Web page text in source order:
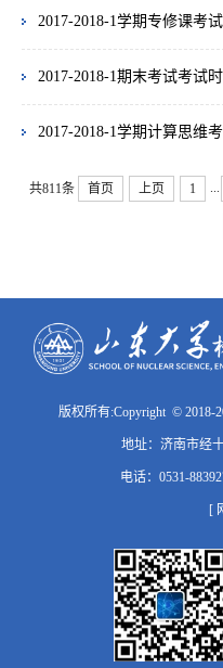
2017-2018-1学期专修课考
2017-2018-1期末考试考试
2017-2018-1学期计算思维
共811条 首页 上页 1 ...
版权所有:Copyright © 2018-
地址：济南市经
电话：0531-
[